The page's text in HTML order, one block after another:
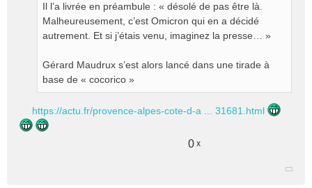
Il l’a livrée en préambule : « désolé de pas être là.
Malheureusement, c’est Omicron qui en a décidé
autrement. Et si j’étais venu, imaginez la presse… »
Gérard Maudrux s’est alors lancé dans une tirade à
base de « cocorico »
https://actu.fr/provence-alpes-cote-d-a ... 31681.html
0 x